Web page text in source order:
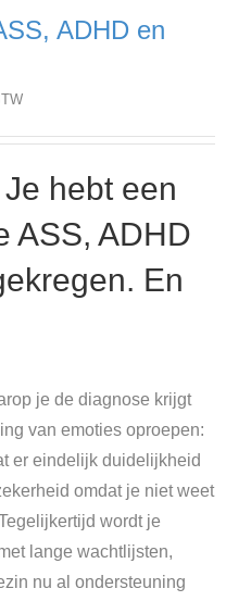
ADHD en
hebt een
ASS, ADHD
En
je de diagnose krijgt
van emoties oproepen:
er eindelijk duidelijkheid
omdat je niet weet
wordt je
lange wachtlijsten,
nu al ondersteuning